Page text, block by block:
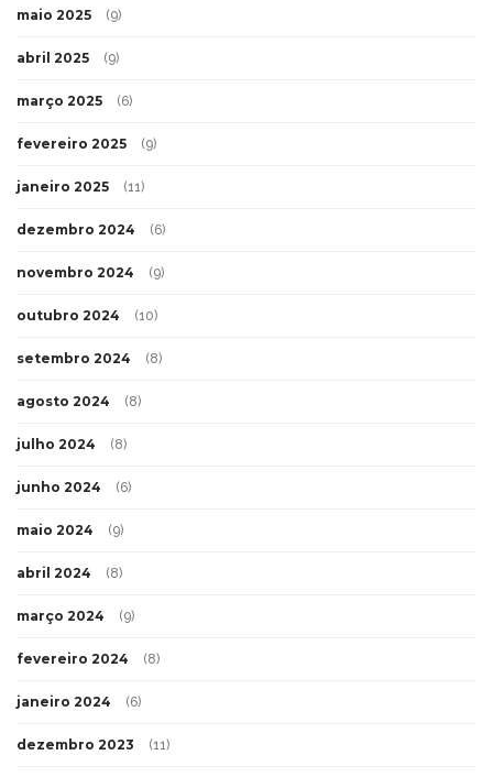
maio 2025 (9)
abril 2025 (9)
março 2025 (6)
fevereiro 2025 (9)
janeiro 2025 (11)
dezembro 2024 (6)
novembro 2024 (9)
outubro 2024 (10)
setembro 2024 (8)
agosto 2024 (8)
julho 2024 (8)
junho 2024 (6)
maio 2024 (9)
abril 2024 (8)
março 2024 (9)
fevereiro 2024 (8)
janeiro 2024 (6)
dezembro 2023 (11)